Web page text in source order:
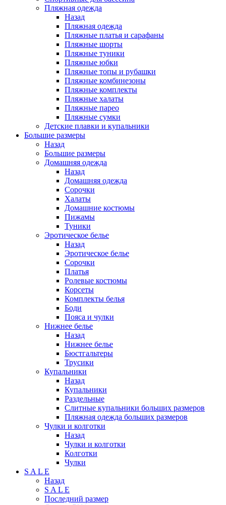
Пляжная одежда
Назад
Пляжная одежда
Пляжные платья и сарафаны
Пляжные шорты
Пляжные туники
Пляжные юбки
Пляжные топы и рубашки
Пляжные комбинезоны
Пляжные комплекты
Пляжные халаты
Пляжные парео
Пляжные сумки
Детские плавки и купальники
Большие размеры
Назад
Большие размеры
Домашняя одежда
Назад
Домашняя одежда
Сорочки
Халаты
Домашние костюмы
Пижамы
Туники
Эротическое белье
Назад
Эротическое белье
Сорочки
Платья
Ролевые костюмы
Корсеты
Комплекты белья
Боди
Пояса и чулки
Нижнее белье
Назад
Нижнее белье
Бюстгальтеры
Трусики
Купальники
Назад
Купальники
Раздельные
Слитные купальники больших размеров
Пляжная одежда больших размеров
Чулки и колготки
Назад
Чулки и колготки
Колготки
Чулки
S A L E
Назад
S A L E
Последний размер